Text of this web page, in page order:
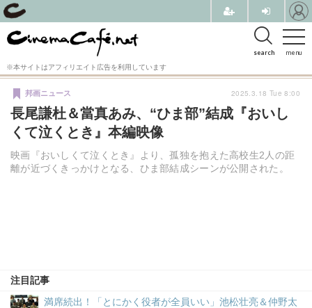
menu
search
※本サイトはアフィリエイト広告を利用しています
長尾謙杜＆當真あみ、“ひま部”結成『おいし
くて泣くとき』本編映像
映画『おいしくて泣くとき』より、孤独を抱えた高校生2人の距
離が近づくきっかけとなる、ひま部結成シーンが公開された。
邦画ニュース
注目記事
満席続出！「とにかく役者が全員いい」池松壮亮＆仲野太
2025.3.18 Tue 8:00